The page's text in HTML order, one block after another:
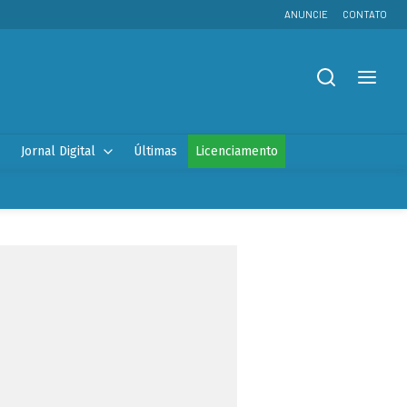
ANUNCIE CONTATO
Jornal Digital Últimas Licenciamento